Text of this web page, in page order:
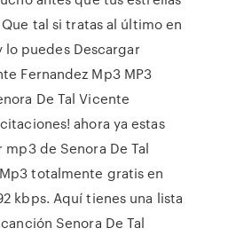
tal si tratas al último en
puedes Descargar
Fernandez Mp3 MP3
De Tal Vicente
ahora ya estas
de Senora De Tal
totalmente gratis en
kbps. Aquí tienes una lista
Senora De Tal